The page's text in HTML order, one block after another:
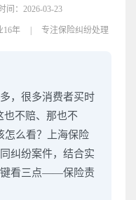
间：2026-03-23
16年 | 专注保险纠纷处理
，很多消费者买时
也不赔、那也不
怎么看？上海保险
纠纷案件，结合实
键看三点——保险责